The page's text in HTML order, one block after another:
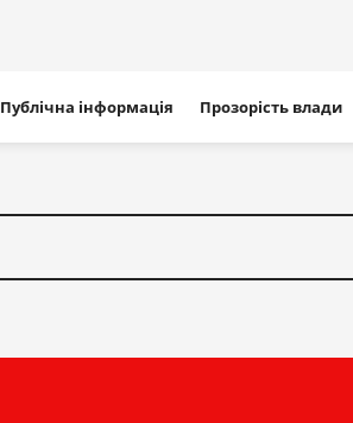
Публічна інформація Прозорість влади